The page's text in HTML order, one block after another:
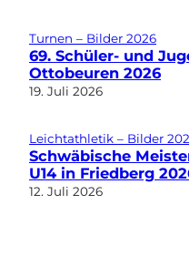
Turnen – Bilder 2026
69. Schüler- und
Ottobeuren 2026
19. Juli 2026
Leichtathletik – Bilder
Schwäbische
U14 in Friedberg
12. Juli 2026